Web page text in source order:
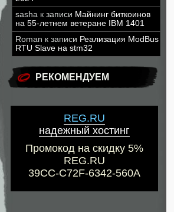
sasha к записи Майнинг биткоинов
на 55-летнем ветеране IBM 1401
Roman к записи Реализация ModBus
RTU Slave на stm32
РЕКОМЕНДУЕМ
REG.RU
надежный хостинг
Промокод на скидку 5%
REG.RU
39CC-C72F-6342-560A